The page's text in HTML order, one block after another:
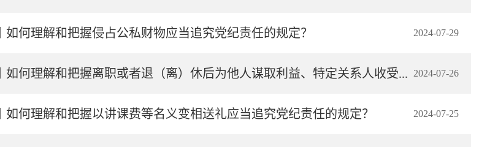
如何理解和把握侵占公私财物应当追究党纪责任的规定？ 2024-07-29
如何理解和把握离职或者退（离）休后为他人谋取利益、特定关系人收受... 2024-07-26
如何理解和把握以讲课费等名义变相送礼应当追究党纪责任的规定？ 2024-07-25